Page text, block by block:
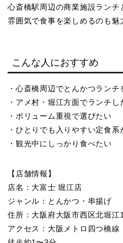
心斎橋駅周辺の商業施設ランチ
雰囲気で食事を楽しめるのも魅
こんな人におすすめ
・心斎橋周辺でとんかつランチ
・アメ村・堀江方面でランチし
・ボリューム重視で選びたい
・ひとりでも入りやすい定食系
・観光中にしっかり食べたい
【店舗情報】
店名：大富士 堀江店
ジャンル：とんかつ・串揚げ
住所：大阪府大阪市西区北堀
アクセス：大阪メトロ四つ橋線